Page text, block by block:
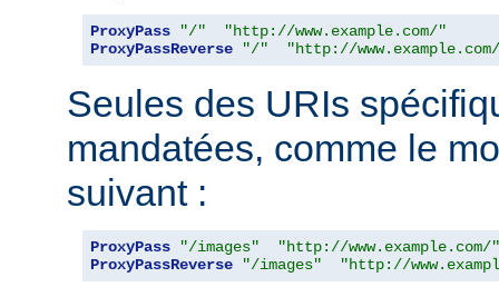
ProxyPass "/"
"http://www.example.com/"
ProxyPassReverse
"/" "http://
Seules des URIs
mandatées, comme le
suivant :
ProxyPass "/images"
"http://www.example.com/"
ProxyPassReverse
"/images" "http://